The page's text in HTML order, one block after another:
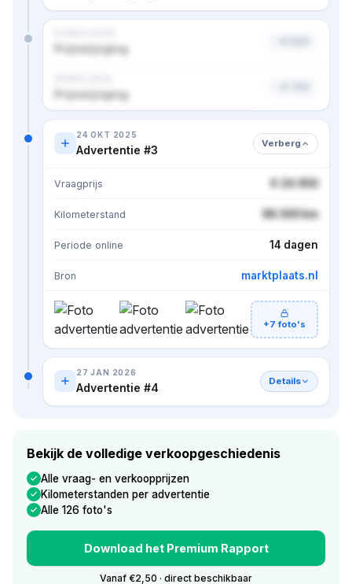
Prijswijziging
Prijswijziging
Nog 1 prijs verborgen · bekijk in premium
24 OKT 2025
Advertentie #3 Verberg
Vraagprijs € 24.950
Kilometerstand 86.500 km
Periode online 14 dagen
Bron marktplaats.nl
+7 foto's
27 JAN 2026
Advertentie #4 Details
Bekijk de volledige verkoopgeschiedenis
Alle vraag- en verkoopprijzen
Kilometerstanden per advertentie
Alle 126 foto's
Download het Premium Rapport
Vanaf €2,50 · direct beschikbaar